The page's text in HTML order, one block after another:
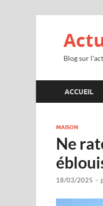
Blog sur
ACCUEIL
MAISON
Ne
18/03/2025 -